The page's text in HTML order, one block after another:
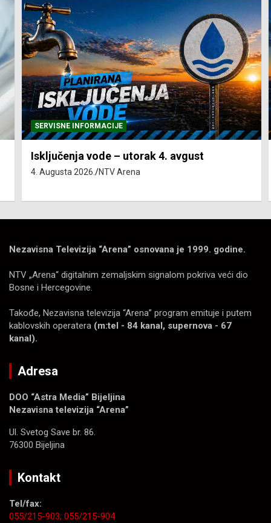
SERVISNE INFORMACIJE
Isključenja vode – utorak 4. avgust
4. Augusta 2026. NTV Arena
Nezavisna Televizija “Arena” osnovana je 1999. godine.
NTV „Arena“ digitalnim zemaljskim signalom pokriva veći dio
Bosne i Hercegovine.
Takođe, Nezavisna televizija “Arena” program emituje i putem
kablovskih operatera (m:tel - 84 kanal, supernova - 67
kanal).
Adresa
DOO “Astra Media” Bijeljina
Nezavisna televizija “Arena”
Ul. Svetog Save br. 86.
76300 Bijeljina
Kontakt
Tel/fax:
055/215-903; 055/215-904